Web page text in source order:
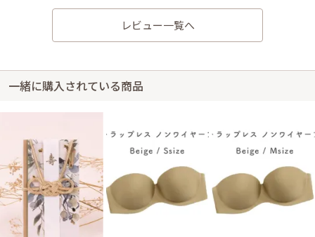
レビュー一覧へ
一緒に購入されている商品